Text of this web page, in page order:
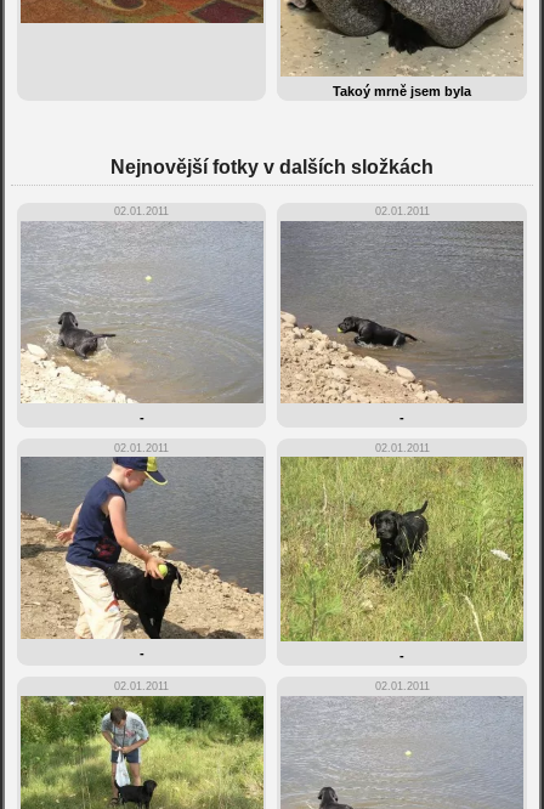
Takoý mrně jsem byla
Nejnovější fotky v dalších složkách
02.01.2011
-
02.01.2011
-
02.01.2011
-
02.01.2011
-
02.01.2011 02.01.2011